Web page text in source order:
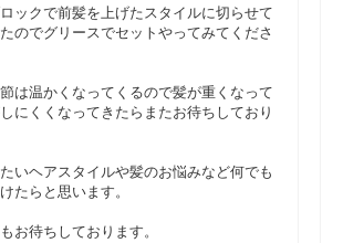
ックで前髪を上げたスタイルに切らせて
のでグリースでセットやってみてくださ
は温かくなってくるので髪が重くなって
にくくなってきたらまたお待ちしており
いヘアスタイルや髪のお悩みなど何でも
たらと思います。
お待ちしております。